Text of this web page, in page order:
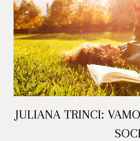
JULIANA TRINCI: